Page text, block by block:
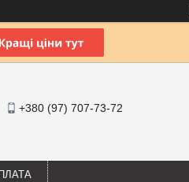
+380 (97) 707-73-72